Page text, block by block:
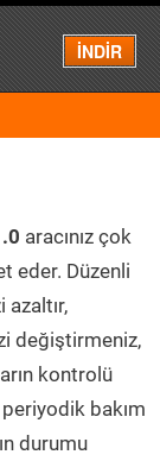
İNDİR
Menü
aracınız çok
eder. Düzenli
değiştirmeniz,
kontrolü
periyodik bakım
durumu